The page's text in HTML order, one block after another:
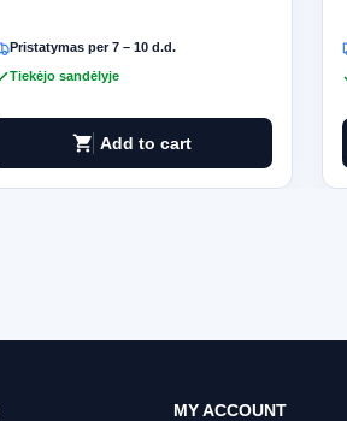
Pristatymas per 7 – 10 d.d.
Tiekėjo sandėlyje
shopping_cart Add to cart
MY ACCOUNT